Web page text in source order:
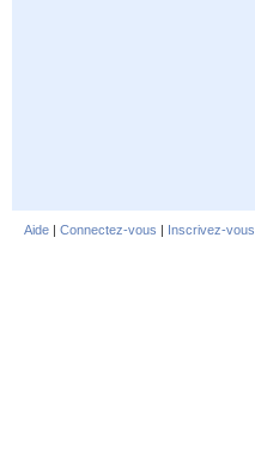
Aide | Connectez-vous | Inscrivez-vous